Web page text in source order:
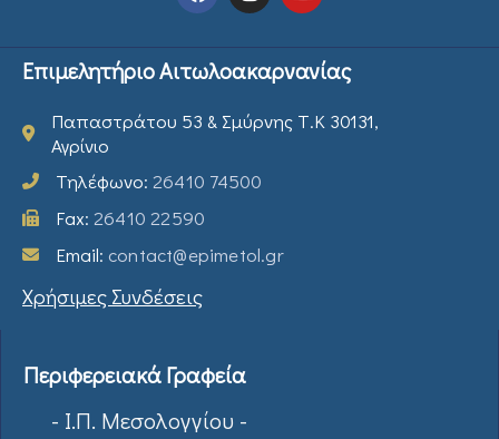
Επιμελητήριο Αιτωλοακαρνανίας
Παπαστράτου 53 & Σμύρνης Τ.Κ 30131,
Αγρίνιο
Τηλέφωνο: 26410 74500
Fax: 26410 22590
Email: contact@epimetol.gr
Χρήσιμες Συνδέσεις
Περιφερειακά Γραφεία
- Ι.Π. Μεσολογγίου -